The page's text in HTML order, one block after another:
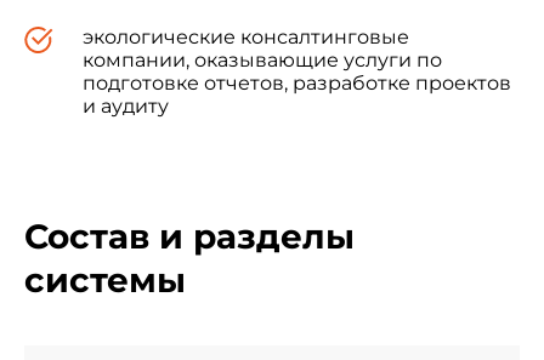
экологические консалтинговые
компании, оказывающие услуги по
подготовке отчетов, разработке проектов
и аудиту
Состав и разделы
системы